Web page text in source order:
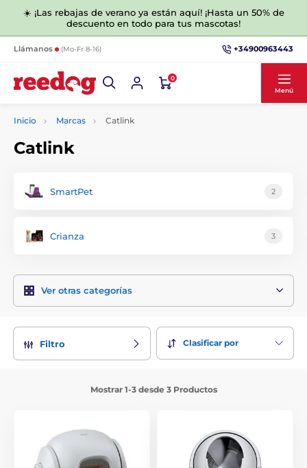
☀️ ¡Las rebajas de verano ya están aquí! ¡Hasta un 50% de
descuento en todo para tus mascotas!
Llámanos (Mo-Fr 8-16) +34900963443
0
Menú
Inicio Marcas Catlink
Catlink
SmartPet 2
Crianza 3
Ver otras categorías
Filtro Clasificar por
Mostrar 1-3 desde 3 Productos